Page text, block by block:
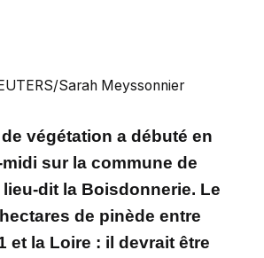
Sarah Meyssonnier
végétation a débuté en
sur la commune de
dit la Boisdonnerie. Le
de pinède entre
et la Loire : il devrait être